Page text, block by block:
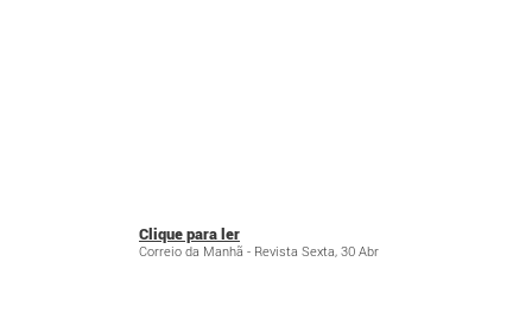
Clique para ler
Correio da Manhã - Revista Sexta, 30 Abr